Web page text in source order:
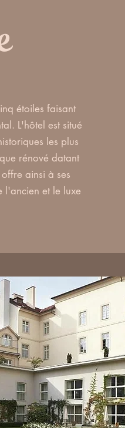
étoiles faisant
L'hôtel est situé
les plus
rénové datant
ainsi à ses
l'ancien et le luxe